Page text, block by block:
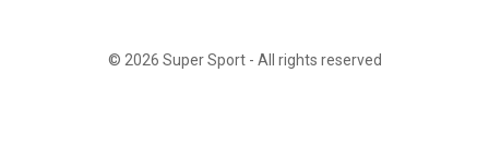
© 2026 Super Sport- All rights reserved